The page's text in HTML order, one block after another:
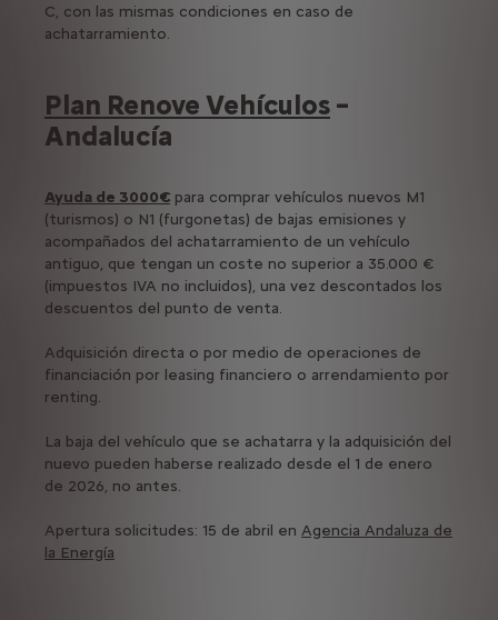
C, con las mismas condiciones en caso de
achatarramiento.
Plan Renove Vehículos –
Andalucía
Ayuda de 3000€ para comprar vehículos nuevos M1
(turismos) o N1 (furgonetas) de bajas emisiones y
acompañados del achatarramiento de un vehículo
antiguo, que tengan un coste no superior a 35.000 €
(impuestos IVA no incluidos), una vez descontados los
descuentos del punto de venta.
Adquisición directa o por medio de operaciones de
financiación por leasing financiero o arrendamiento por
renting.
La baja del vehículo que se achatarra y la adquisición del
nuevo pueden haberse realizado desde el 1 de enero
de 2026, no antes.
Apertura solicitudes: 15 de abril en Agencia Andaluza de
la Energía